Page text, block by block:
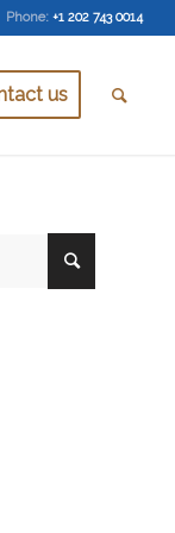
Phone: +1 202 743 0014
us